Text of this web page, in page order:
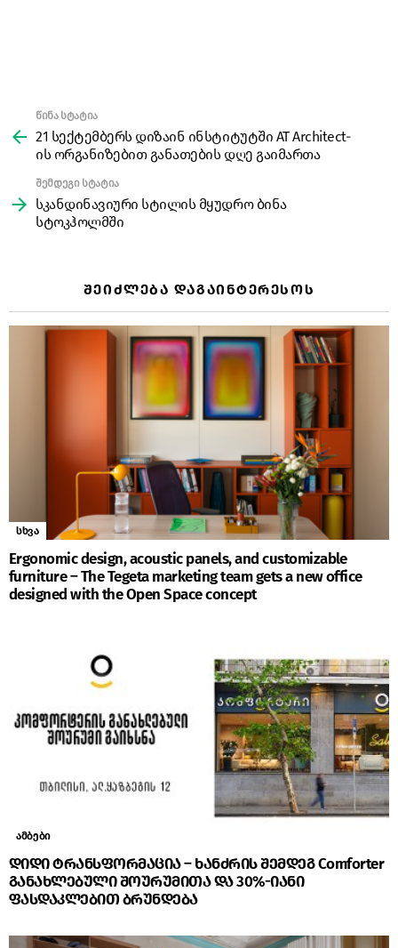
more
წინა სტატია
21 სექტემბერს დიზაინ ინსტიტუტში AT Architect-
ის ორგანიზებით განათების დღე გაიმართა
შემდეგი სტატია
სკანდინავიური სტილის მყუდრო ბინა
სტოკჰოლმში
ᲨᲔᲘᲫᲚᲔᲑᲐ ᲓᲐᲒᲐᲘᲜᲢᲔᲠᲔᲡᲝᲡ
სხვა
Ergonomic design, acoustic panels, and customizable
furniture – The Tegeta marketing team gets a new office
designed with the Open Space concept
ამბები
დიდი ტრანსფორმაცია – ხანძრის შემდეგ Comforter
განახლებული შოურუმითა და 30%-იანი
ფასდაკლებით ბრუნდება